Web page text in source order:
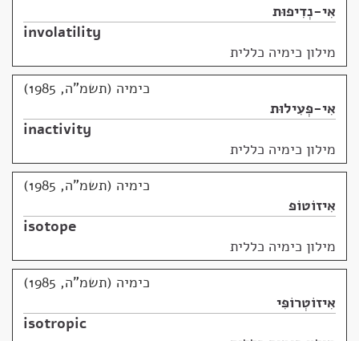
אִי-נְדִיפוּת
involatility
מילון כימיה כללית
כימיה (תשמ"ה, 1985)
אִי-פְּעִילוּת
inactivity
מילון כימיה כללית
כימיה (תשמ"ה, 1985)
אִיזוֹטוֹפּ
isotope
מילון כימיה כללית
כימיה (תשמ"ה, 1985)
אִיזוֹטְרוֹפִּי
isotropic